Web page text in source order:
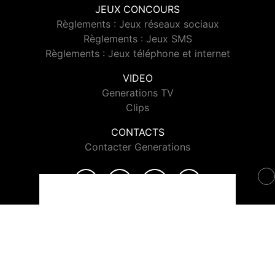
JEUX CONCOURS
Règlements : Jeux réseaux sociaux
Règlements : Jeux SMS
Règlements : Jeux téléphone et internet
VIDEO
Generations TV
Clips
CONTACTS
Contacter Generations